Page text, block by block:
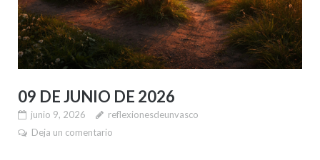
09 DE JUNIO DE 2026
junio 9, 2026
reflexionesdeunvasco
Deja un comentario